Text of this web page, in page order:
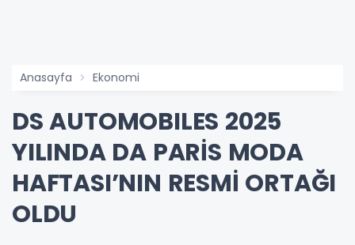
Anasayfa Ekonomi
DS AUTOMOBILES 2025
YILINDA DA PARİS MODA
HAFTASI’NIN RESMİ ORTAĞI
OLDU